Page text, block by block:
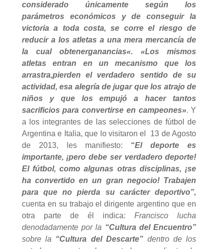
considerado únicamente según los
parámetros económicos y de conseguir la
victoria a toda costa, se corre el riesgo de
reducir a los atletas a una mera mercancía de
la cual obtenerganancias«. «Los mismos
atletas entran en un mecanismo que los
arrastra,pierden el verdadero sentido de su
actividad, esa alegría de jugar que los atrajo de
niños y que los empujó a hacer tantos
sacrificios para convertirse en campeones». Y
a los integrantes de las selecciones de fútbol de
Argentina e Italia, que lo visitaron el 13 de Agosto
de 2013, les manifiesto: “El deporte es
importante, ¡pero debe ser verdadero deporte!
El fútbol, como algunas otras disciplinas, ¡se
ha con­vertido en un gran negocio! Trabajen
para que no pierda su carácter deportivo”,
cuenta en su trabajo el dirigente argentino que en
otra parte de él indica:Francisco lucha
denodadamente por la “Cultura del Encuentro”
sobre la “Cultura del Descarte” dentro de los